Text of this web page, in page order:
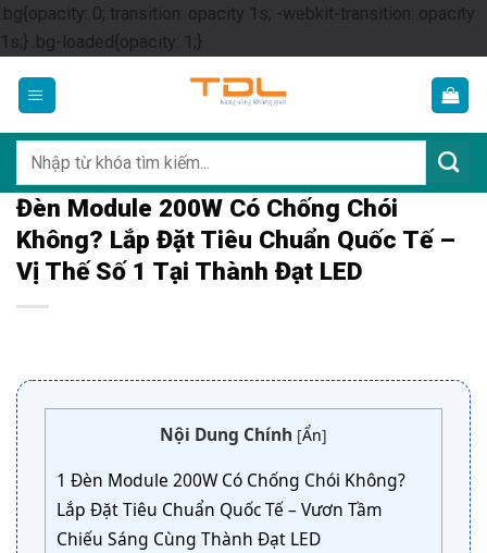
.bg{opacity: 0; transition: opacity 1s; -webkit-transition: opacity
1s;} .bg-loaded{opacity: 1;}Skip
content
kiếm:
Đèn Module 200W Có Chống Chói
Không? Lắp Đặt Tiêu Chuẩn Quốc Tế –
Vị Thế Số 1 Tại Thành Đạt LED
Nội Dung Chính [Ẩn]
1 Đèn Module 200W Có Chống Chói Không?
Lắp Đặt Tiêu Chuẩn Quốc Tế – Vươn Tầm
Chiếu Sáng Cùng Thành Đạt LED